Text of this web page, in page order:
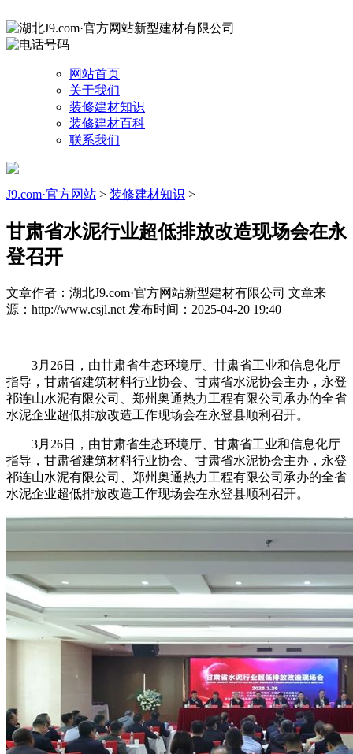
网站首页
关于我们
装修建材知识
装修建材百科
联系我们
J9.com·官方网站 > 装修建材知识 >
甘肃省水泥行业超低排放改造现场会在永
登召开
文章作者：湖北J9.com·官方网站新型建材有限公司 文章来
源：http://www.csjl.net 发布时间：2025-04-20 19:40
3月26日，由甘肃省生态环境厅、甘肃省工业和信息化厅
指导，甘肃省建筑材料行业协会、甘肃省水泥协会主办，永登
祁连山水泥有限公司、郑州奥通热力工程有限公司承办的全省
水泥企业超低排放改造工作现场会在永登县顺利召开。
3月26日，由甘肃省生态环境厅、甘肃省工业和信息化厅
指导，甘肃省建筑材料行业协会、甘肃省水泥协会主办，永登
祁连山水泥有限公司、郑州奥通热力工程有限公司承办的全省
水泥企业超低排放改造工作现场会在永登县顺利召开。